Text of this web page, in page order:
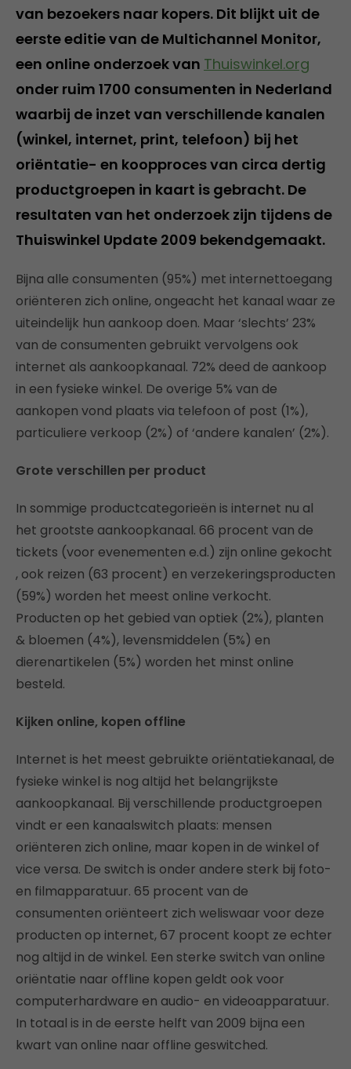
van bezoekers naar kopers. Dit blijkt uit de
eerste editie van de Multichannel Monitor,
een online onderzoek van Thuiswinkel.org
onder ruim 1700 consumenten in Nederland
waarbij de inzet van verschillende kanalen
(winkel, internet, print, telefoon) bij het
oriëntatie- en koopproces van circa dertig
productgroepen in kaart is gebracht. De
resultaten van het onderzoek zijn tijdens de
Thuiswinkel Update 2009 bekendgemaakt.
Bijna alle consumenten (95%) met internettoegang
oriënteren zich online, ongeacht het kanaal waar ze
uiteindelijk hun aankoop doen. Maar ‘slechts’ 23%
van de consumenten gebruikt vervolgens ook
internet als aankoopkanaal. 72% deed de aankoop
in een fysieke winkel. De overige 5% van de
aankopen vond plaats via telefoon of post (1%),
particuliere verkoop (2%) of ‘andere kanalen’ (2%).
Grote verschillen per product
In sommige productcategorieën is internet nu al
het grootste aankoopkanaal. 66 procent van de
tickets (voor evenementen e.d.) zijn online gekocht
, ook reizen (63 procent) en verzekeringsproducten
(59%) worden het meest online verkocht.
Producten op het gebied van optiek (2%), planten
& bloemen (4%), levensmiddelen (5%) en
dierenartikelen (5%) worden het minst online
besteld.
Kijken online, kopen offline
Internet is het meest gebruikte oriëntatiekanaal, de
fysieke winkel is nog altijd het belangrijkste
aankoopkanaal. Bij verschillende productgroepen
vindt er een kanaalswitch plaats: mensen
oriënteren zich online, maar kopen in de winkel of
vice versa. De switch is onder andere sterk bij foto-
en filmapparatuur. 65 procent van de
consumenten oriënteert zich weliswaar voor deze
producten op internet, 67 procent koopt ze echter
nog altijd in de winkel. Een sterke switch van online
oriëntatie naar offline kopen geldt ook voor
computerhardware en audio- en videoapparatuur.
In totaal is in de eerste helft van 2009 bijna een
kwart van online naar offline geswitched.